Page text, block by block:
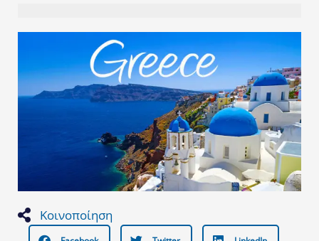
Κοινοποίηση